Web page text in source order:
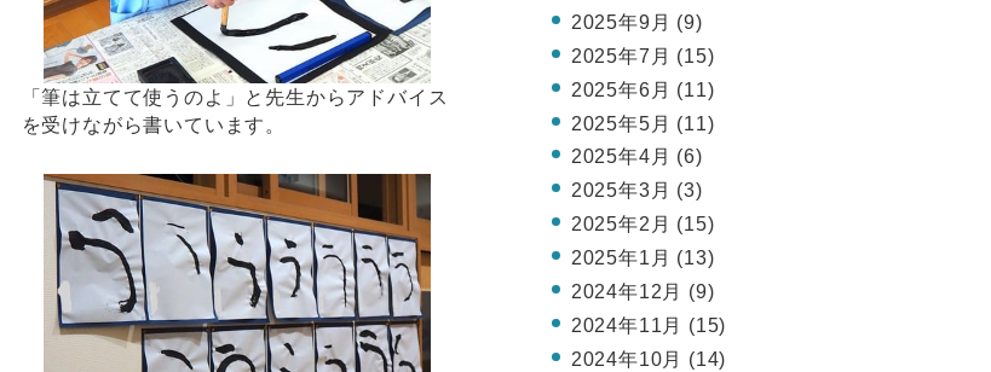
「筆は立てて使うのよ」と先生からアドバイス
を受けながら書いています。
2025年9月 (9)
2025年7月 (15)
2025年6月 (11)
2025年5月 (11)
2025年4月 (6)
2025年3月 (3)
2025年2月 (15)
2025年1月 (13)
2024年12月 (9)
2024年11月 (15)
2024年10月 (14)